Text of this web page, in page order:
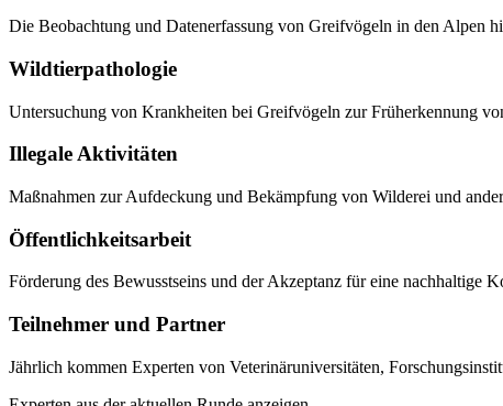
Die Beobachtung und Datenerfassung von Greifvögeln in den Alpen
Wildtierpathologie
Untersuchung von Krankheiten bei Greifvögeln zur Früherkennung
Illegale Aktivitäten
Maßnahmen zur Aufdeckung und Bekämpfung von Wilderei und
Öffentlichkeitsarbeit
Förderung des Bewusstseins und der Akzeptanz für eine nachhaltige
Teilnehmer und Partner
Jährlich kommen Experten von Veterinäruniversitäten,